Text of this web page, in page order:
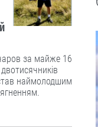
за майже 16
наймолодшим